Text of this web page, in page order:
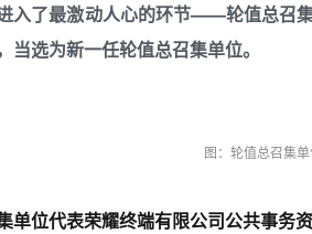
入了最激动人心的环节——轮值总召
当选为新一任轮值总召集单位。
图：轮值总召集
单位代表荣耀终端有限公司公共事务